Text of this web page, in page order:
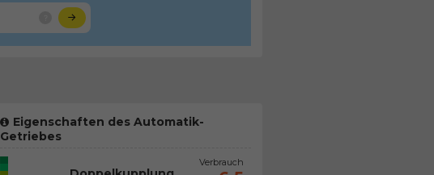
Eigenschaften des Automatik-
Getriebes
Verbrauch